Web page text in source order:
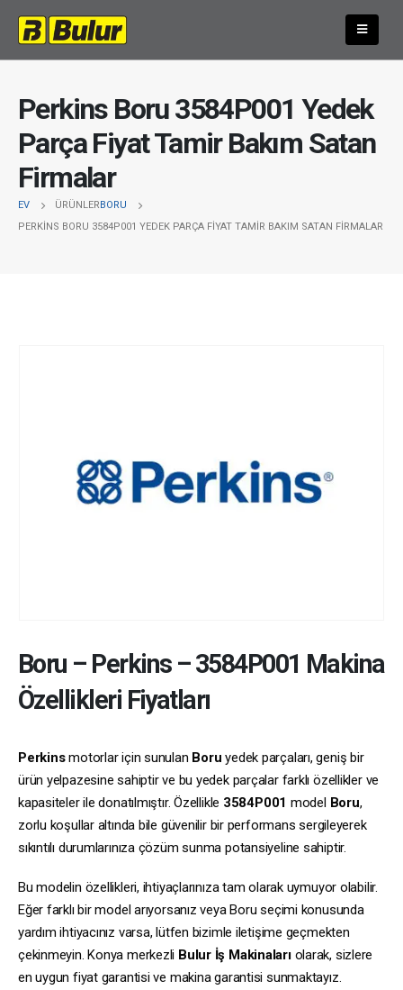
Perkins Boru 3584P001 Yedek
Parça Fiyat Tamir Bakım Satan
Firmalar
EV ÜRÜNLERBORU
PERKINS BORU 3584P001 YEDEK PARÇA FIYAT TAMIR BAKIM SATAN FIRMALAR
Boru – Perkins–3584P001 Makina
Özellikleri Fiyatları
Perkinsmotorlar için sunulan Boru yedek parçaları, geniş bir
ürün yelpazesine sahiptir ve bu yedek parçalar farklı özellikler ve
kapasiteler ile donatılmıştır. Özellikle 3584P001 model Boru,
zorlu koşullar altında bile güvenilir bir performans sergileyerek
sıkıntılı durumlarınıza çözüm sunma potansiyeline sahiptir.
Bu modelin özellikleri, ihtiyaçlarınıza tam olarak uymuyor olabilir.
Eğer farklı bir model arıyorsanız veya Boru seçimi konusunda
yardım ihtiyacınız varsa, lütfen bizimle iletişime geçmekten
çekinmeyin. Konya merkezli Bulur İş Makinalarıolarak, sizlere
en uygun fiyat garantisi ve makina garantisi sunmaktayız.